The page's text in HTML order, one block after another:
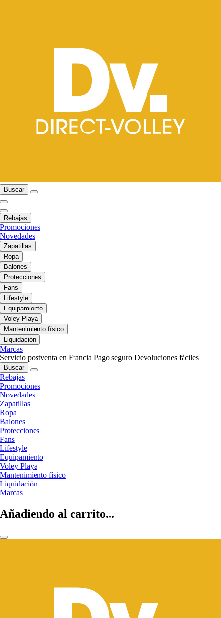
Buscar
Rebajas
Promociones
Novedades
Zapatillas
Ropa
Balones
Protecciones
Fans
Lifestyle
Equipamiento
Voley Playa
Mantenimiento físico
Liquidación
Marcas
Servicio postventa en Francia Pago seguro Devoluciones fáciles
Buscar
Rebajas
Promociones
Novedades
Zapatillas
Ropa
Balones
Protecciones
Fans
Lifestyle
Equipamiento
Voley Playa
Mantenimiento físico
Liquidación
Marcas
Añadiendo al carrito...